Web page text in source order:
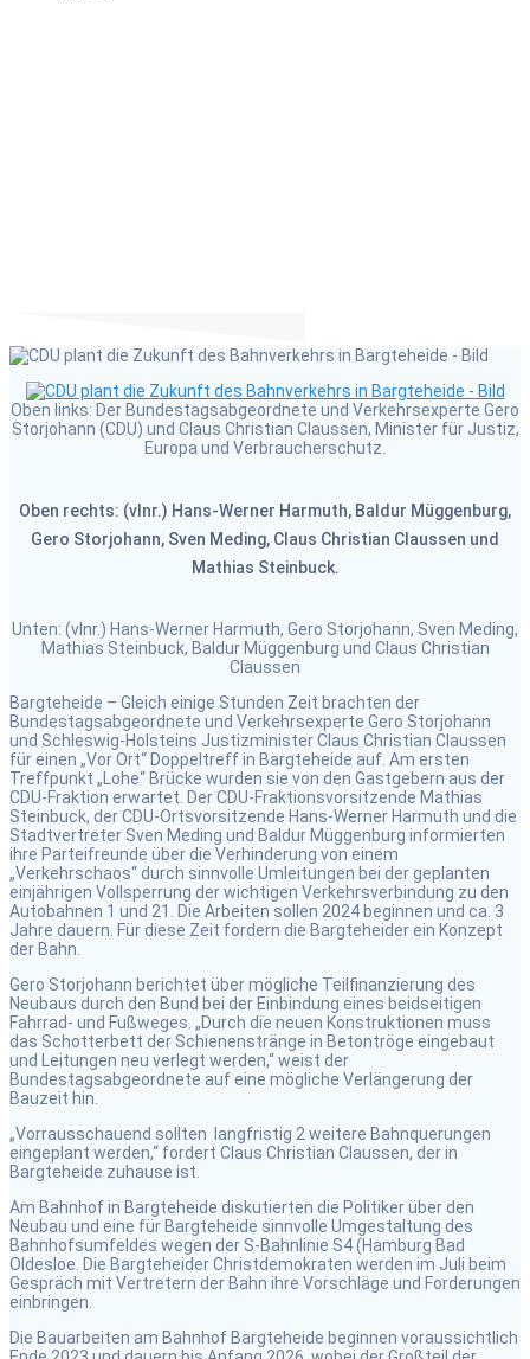
Oben links: Der Bundestagsabgeordnete und Verkehrsexperte Gero
Storjohann (CDU) und Claus Christian Claussen, Minister für Justiz,
Europa und Verbraucherschutz.
Oben rechts: (vlnr.) Hans-Werner Harmuth, Baldur Müggenburg,
Gero Storjohann, Sven Meding, Claus Christian Claussen und
Mathias Steinbuck.
Unten: (vlnr.) Hans-Werner Harmuth, Gero Storjohann, Sven Meding,
Mathias Steinbuck, Baldur Müggenburg und Claus Christian
Claussen
Bargteheide – Gleich einige Stunden Zeit brachten der
Bundestagsabgeordnete und Verkehrsexperte Gero Storjohann
und Schleswig-Holsteins Justizminister Claus Christian Claussen
für einen „Vor Ort“ Doppeltreff in Bargteheide auf. Am ersten
Treffpunkt „Lohe“ Brücke wurden sie von den Gastgebern aus der
CDU-Fraktion erwartet. Der CDU-Fraktionsvorsitzende Mathias
Steinbuck, der CDU-Ortsvorsitzende Hans-Werner Harmuth und die
Stadtvertreter Sven Meding und Baldur Müggenburg informierten
ihre Parteifreunde über die Verhinderung von einem
„Verkehrschaos“ durch sinnvolle Umleitungen bei der geplanten
einjährigen Vollsperrung der wichtigen Verkehrsverbindung zu den
Autobahnen 1 und 21. Die Arbeiten sollen 2024 beginnen und ca. 3
Jahre dauern. Für diese Zeit fordern die Bargteheider ein Konzept
der Bahn.
Gero Storjohann berichtet über mögliche Teilfinanzierung des
Neubaus durch den Bund bei der Einbindung eines beidseitigen
Fahrrad- und Fußweges. „Durch die neuen Konstruktionen muss
das Schotterbett der Schienenstränge in Betontröge eingebaut
und Leitungen neu verlegt werden,“ weist der
Bundestagsabgeordnete auf eine mögliche Verlängerung der
Bauzeit hin.
„Vorrausschauend sollten langfristig 2 weitere Bahnquerungen
eingeplant werden,“ fordert Claus Christian Claussen, der in
Bargteheide zuhause ist.
Am Bahnhof in Bargteheide diskutierten die Politiker über den
Neubau und eine für Bargteheide sinnvolle Umgestaltung des
Bahnhofsumfeldes wegen der S-Bahnlinie S4 (Hamburg Bad
Oldesloe. Die Bargteheider Christdemokraten werden im Juli beim
Gespräch mit Vertretern der Bahn ihre Vorschläge und Forderungen
einbringen.
Die Bauarbeiten am Bahnhof Bargteheide beginnen voraussichtlich